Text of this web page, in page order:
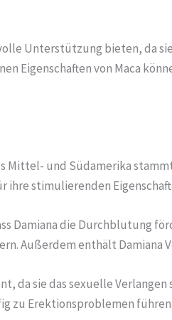
Unterstützung bieten, da
Eigenschaften von Maca
Mittel- und Südamerika
ihre stimulierenden
Damiana die Durchblutung
Außerdem enthält
da sie das sexuelle
zu Erektionsproblemen